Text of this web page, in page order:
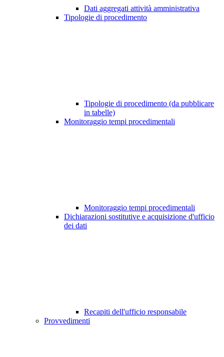
Dati aggregati attività amministrativa
Tipologie di procedimento
Tipologie di procedimento (da pubblicare
in tabelle)
Monitoraggio tempi procedimentali
Monitoraggio tempi procedimentali
Dichiarazioni sostitutive e acquisizione d'ufficio
dei dati
Recapiti dell'ufficio responsabile
Provvedimenti